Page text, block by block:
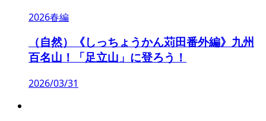
2026春編
（自然）《しっちょうかん苅田番外編》九州
百名山！「足立山」に登ろう！
2026/03/31